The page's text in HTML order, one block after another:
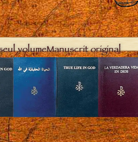
volumeManuscrit original